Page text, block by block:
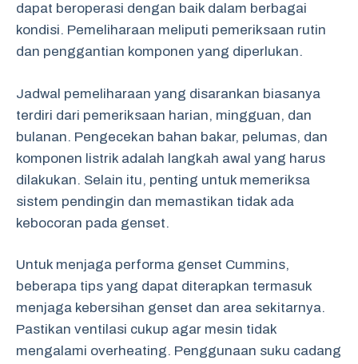
dapat beroperasi dengan baik dalam berbagai
kondisi. Pemeliharaan meliputi pemeriksaan rutin
dan penggantian komponen yang diperlukan.
Jadwal pemeliharaan yang disarankan biasanya
terdiri dari pemeriksaan harian, mingguan, dan
bulanan. Pengecekan bahan bakar, pelumas, dan
komponen listrik adalah langkah awal yang harus
dilakukan. Selain itu, penting untuk memeriksa
sistem pendingin dan memastikan tidak ada
kebocoran pada genset.
Untuk menjaga performa genset Cummins,
beberapa tips yang dapat diterapkan termasuk
menjaga kebersihan genset dan area sekitarnya.
Pastikan ventilasi cukup agar mesin tidak
mengalami overheating. Penggunaan suku cadang